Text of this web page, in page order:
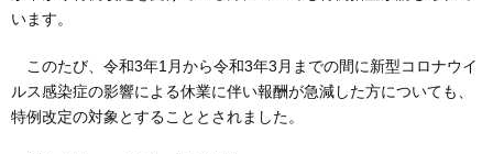
います。
このたび、令和3年1月から令和3年3月までの間に新型コロナウイ
ルス感染症の影響による休業に伴い報酬が急減した方についても、
特例改定の対象とすることとされました。